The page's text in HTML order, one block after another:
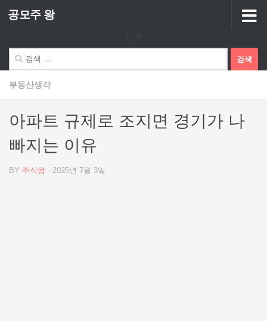
Skip to content
공모주 왕
색:
부동산생각
아파트 규제로 조지면 경기가 나
빠지는 이유
BY 주식왕 · 2025년 7월 3일